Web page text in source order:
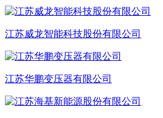
江苏威龙智能科技股份有限公司
江苏华鹏变压器有限公司